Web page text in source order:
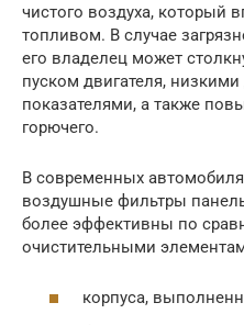
чистого воздуха, который
топливом. В случае
его владелец может
пуском двигателя,
показателями, а также
горючего.
В современных
воздушные фильтры
более эффективны по
очистительными
корпуса,